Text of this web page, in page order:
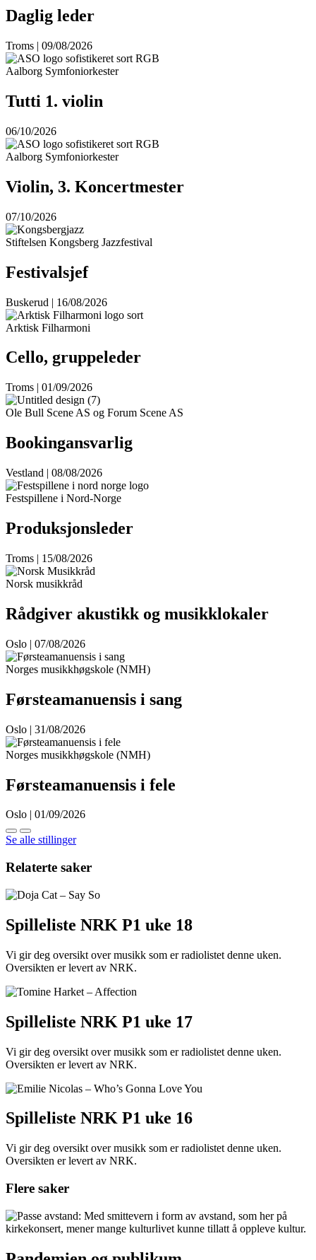
Daglig leder
Troms | 09/08/2026
Aalborg Symfoniorkester
Tutti 1. violin
06/10/2026
Aalborg Symfoniorkester
Violin, 3. Koncertmester
07/10/2026
Stiftelsen Kongsberg Jazzfestival
Festivalsjef
Buskerud | 16/08/2026
Arktisk Filharmoni
Cello, gruppeleder
Troms | 01/09/2026
Ole Bull Scene AS og Forum Scene AS
Bookingansvarlig
Vestland | 08/08/2026
Festspillene i Nord-Norge
Produksjonsleder
Troms | 15/08/2026
Norsk musikkråd
Rådgiver akustikk og musikklokaler
Oslo | 07/08/2026
Norges musikkhøgskole (NMH)
Førsteamanuensis i sang
Oslo | 31/08/2026
Norges musikkhøgskole (NMH)
Førsteamanuensis i fele
Oslo | 01/09/2026
Se alle stillinger
Relaterte saker
Spilleliste NRK P1 uke 18
Vi gir deg oversikt over musikk som er radiolistet denne uken.
Oversikten er levert av NRK.
Spilleliste NRK P1 uke 17
Vi gir deg oversikt over musikk som er radiolistet denne uken.
Oversikten er levert av NRK.
Spilleliste NRK P1 uke 16
Vi gir deg oversikt over musikk som er radiolistet denne uken.
Oversikten er levert av NRK.
Flere saker